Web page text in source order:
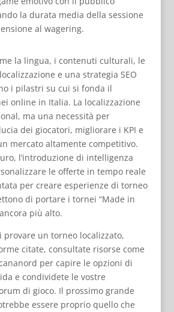
la durata media della sessione
al wagering.
la lingua, i contenuti culturali, le
e una strategia SEO
i pilastri su cui si fonda il
online in Italia. La localizzazione
ma una necessità per
dei giocatori, migliorare i KPI e
mercato altamente competitivo.
l’introduzione di intelligenza
le offerte in tempo reale
per creare esperienze di torneo
di portare i tornei “Made in
più alto.
provare un torneo localizzato,
citate, consultate risorse come
per capire le opzioni di
e condividete le vostre
di gioco. Il prossimo grande
essere proprio quello che